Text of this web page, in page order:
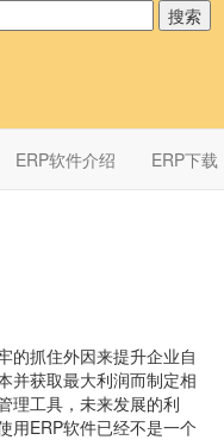
ERP软件介绍 ERP下载
的抓住外因来提升企业自
并获取最大利润而制定相
理工具，未来发展的利
用ERP软件已经不是一个